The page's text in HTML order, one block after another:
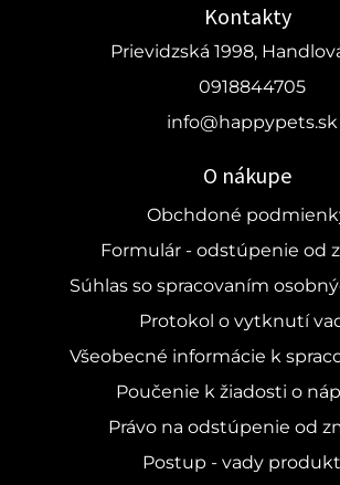
Kontakty
Prievidzská 1998,
0918844705
info@happypets.sk
O nákupe
Obchdoné
Formulár - odstúpenie od
Súhlas so spracovaním
Protokol o vytknutí
Všeobecné informácie k
Poučenie k žiadosti o
Právo na odstúpenie od
Postup - vady